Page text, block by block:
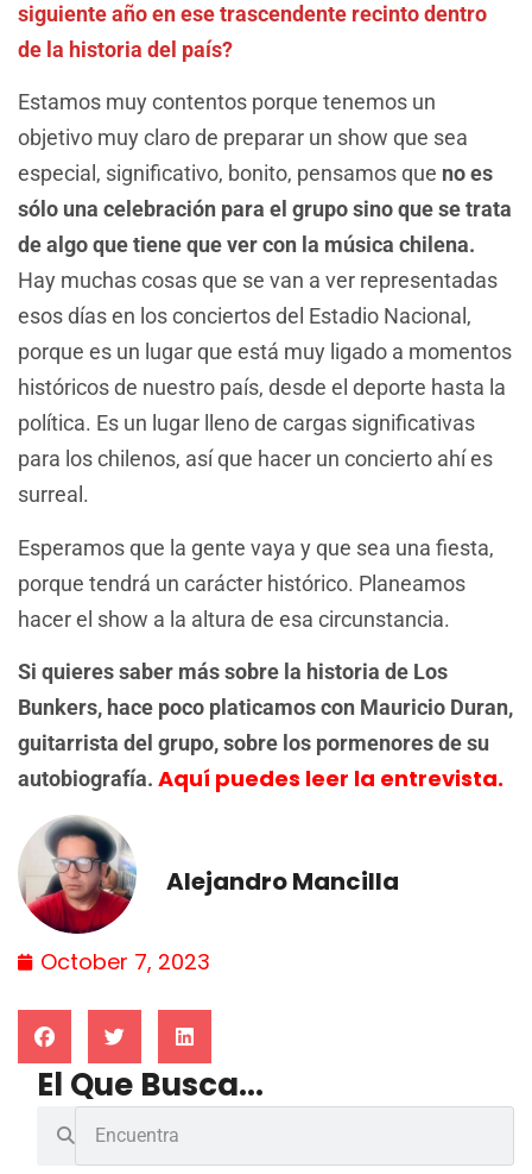
siguiente año en ese trascendente recinto dentro
de la historia del país?
Estamos muy contentos porque tenemos un
objetivo muy claro de preparar un show que sea
especial, significativo, bonito, pensamos que no es
sólo una celebración para el grupo sino que se trata
de algo que tiene que ver con la música chilena.
Hay muchas cosas que se van a ver representadas
esos días en los conciertos del Estadio Nacional,
porque es un lugar que está muy ligado a momentos
históricos de nuestro país, desde el deporte hasta la
política. Es un lugar lleno de cargas significativas
para los chilenos, así que hacer un concierto ahí es
surreal.
Esperamos que la gente vaya y que sea una fiesta,
porque tendrá un carácter histórico. Planeamos
hacer el show a la altura de esa circunstancia.
Si quieres saber más sobre la historia de Los
Bunkers, hace poco platicamos con Mauricio Duran,
guitarrista del grupo, sobre los pormenores de su
autobiografía. Aquí puedes leer la entrevista.
Alejandro Mancilla
October 7, 2023
El Que Busca...